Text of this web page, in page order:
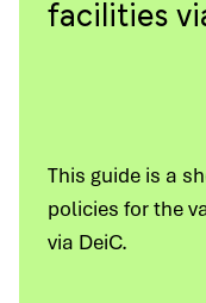
facilities
This guide is a
policies for the
via DeiC.